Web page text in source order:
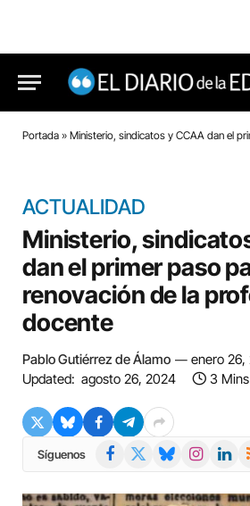
Portada » Ministerio, sindicatos y CCAA dan el primer paso para
ACTUALIDAD
Ministerio,
dan el primer paso
renovación de la
docente
Pablo Gutiérrez de Álamo
enero 26,
Updated: agosto 26, 2024 3
Síguenos Facebook BlueskyInstagram